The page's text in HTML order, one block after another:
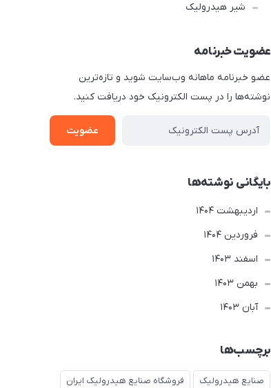
شیر هیدرولیک
عضویت خبرنامه
عضو خبرنامه ماهانه وب‌سایت شوید و تازه‌ترین
نوشته‌ها را در پست الکترونیک خود دریافت کنید.
عضویت
بایگانی نوشته‌ها
ارديبهشت 1404
فروردین 1404
اسفند 1403
بهمن 1403
آبان 1403
برچسب‌ها
صنایع هیدرولیک فروشگاه صنایع هیدرولیک ایران